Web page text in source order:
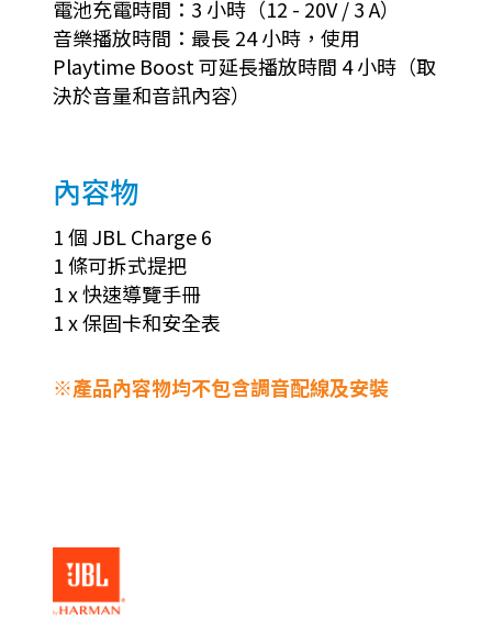
電池充電時間：3 小時（12 - 20V / 3 A）
音樂播放時間：最長 24 小時，使用
Playtime Boost 可延長播放時間 4 小時（取
決於音量和音訊內容）
內容物
1 個 JBL Charge 6
1 條可拆式提把
1 x 快速導覽手冊
1 x 保固卡和安全表
※產品內容物均不包含調音配線及安裝